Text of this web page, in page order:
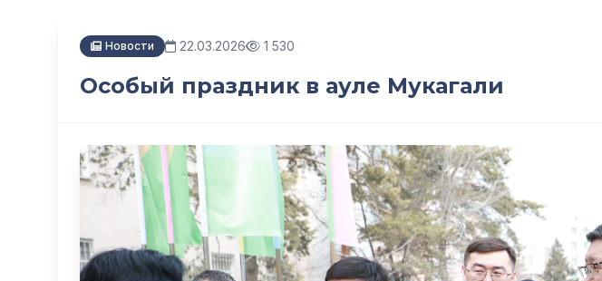
Новости 22.03.2026 1 530
Особый праздник в ауле Мукагали